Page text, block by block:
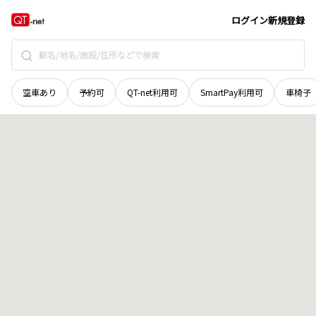
ログイン新規登録
空車あり 予約可 QT-net利用可 SmartPay利用可 車椅子
鳥取県